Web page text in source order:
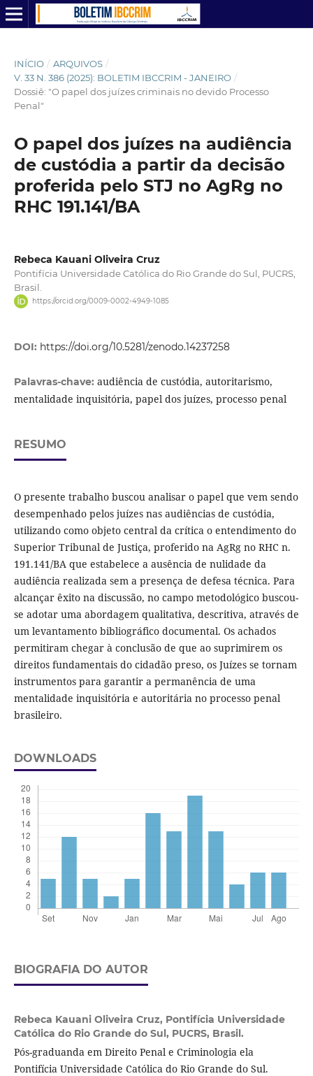
INÍCIO / ARQUIVOS /
V. 33 N. 386 (2025): BOLETIM IBCCRIM - JANEIRO /
Dossiê: "O papel dos juízes criminais no devido Processo
Penal"
O papel dos juízes na audiência
de custódia a partir da decisão
proferida pelo STJ no AgRg no
RHC 191.141/BA
Rebeca Kauani Oliveira Cruz
Pontifícia Universidade Católica do Rio Grande do Sul, PUCRS,
Brasil.
https://orcid.org/0009-0002-4949-1085
DOI: https://doi.org/10.5281/zenodo.14237258
Palavras-chave: audiência de custódia, autoritarismo,
mentalidade inquisitória, papel dos juízes, processo penal
RESUMO
O presente trabalho buscou analisar o papel que vem sendo
desempenhado pelos juízes nas audiências de custódia,
utilizando como objeto central da crítica o entendimento do
Superior Tribunal de Justiça, proferido na AgRg no RHC n.
191.141/BA que estabelece a ausência de nulidade da
audiência realizada sem a presença de defesa técnica. Para
alcançar êxito na discussão, no campo metodológico buscou-
se adotar uma abordagem qualitativa, descritiva, através de
um levantamento bibliográfico documental. Os achados
permitiram chegar à conclusão de que ao suprimirem os
direitos fundamentais do cidadão preso, os Juízes se tornam
instrumentos para garantir a permanência de uma
mentalidade inquisitória e autoritária no processo penal
brasileiro.
DOWNLOADS
BIOGRAFIA DO AUTOR
Rebeca Kauani Oliveira Cruz, Pontifícia Universidade
Católica do Rio Grande do Sul, PUCRS, Brasil.
Pós-graduanda em Direito Penal e Criminologia ela
Pontifícia Universidade Católica do Rio Grande do Sul.